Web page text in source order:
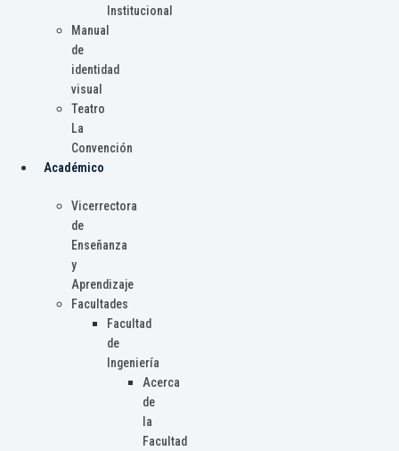
Institucional
Manual
de
identidad
visual
Teatro
La
Convención
Académico
Vicerrectora
de
Enseñanza
y
Aprendizaje
Facultades
Facultad
de
Ingeniería
Acerca
de
la
Facultad